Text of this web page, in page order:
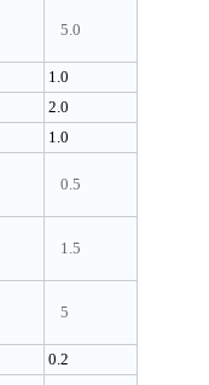
5.0
1.0
2.0
1.0
0.5
1.5
5
0.2